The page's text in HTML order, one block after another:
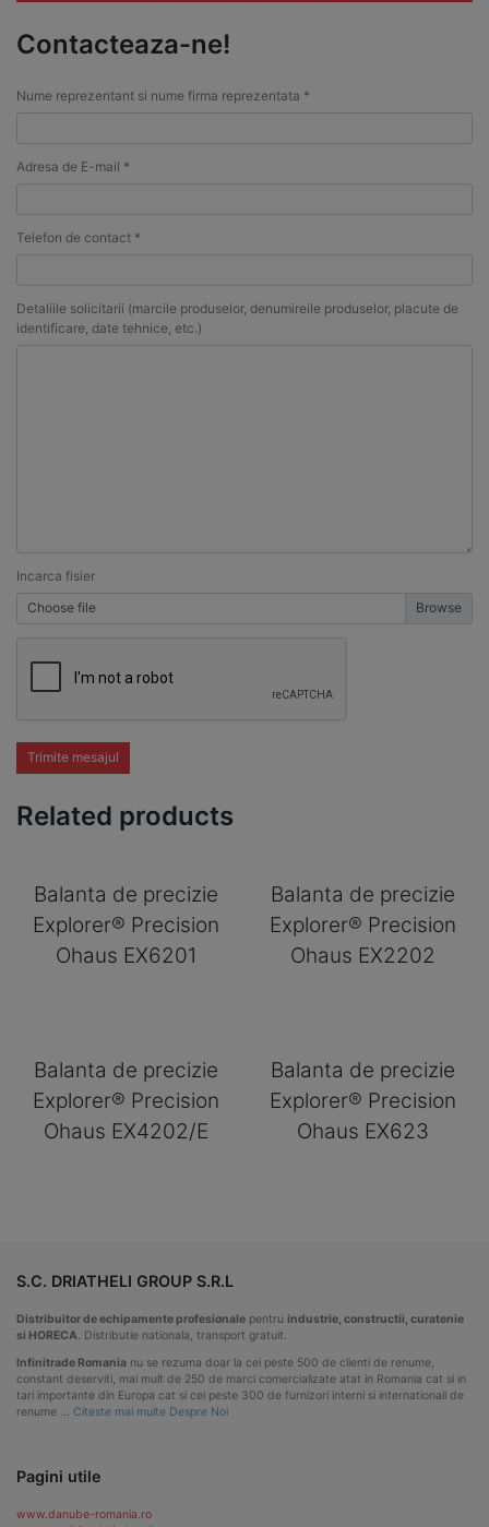
Contacteaza-ne!
Nume reprezentant si nume firma reprezentata *
Adresa de E-mail *
Telefon de contact *
Detaliile solicitarii (marcile produselor, denumireile produselor, placute de
identificare, date tehnice, etc.)
Incarca fisier
Choose file
Trimite mesajul
Related products
Balanta de precizie
Explorer® Precision
Ohaus EX6201
Balanta de precizie
Explorer® Precision
Ohaus EX2202
Balanta de precizie
Explorer® Precision
Ohaus EX4202/E
Balanta de precizie
Explorer® Precision
Ohaus EX623
S.C. DRIATHELI GROUP S.R.L
Distribuitor de echipamente profesionale pentru industrie, constructii, curatenie
si HORECA . Distributie nationala, transport gratuit.
Infinitrade Romania nu se rezuma doar la cei peste 500 de clienti de renume,
constant deserviti, mai mult de 250 de marci comercializate atat in Romania cat si in
tari importante din Europa cat si cei peste 300 de furnizori interni si internationali de
renume … Citeste mai multe Despre Noi
Pagini utile
www.danube-romania.ro